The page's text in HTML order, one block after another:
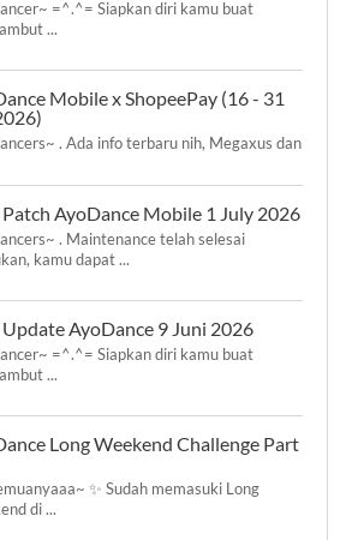
=^.^= Siapkan diri kamu buat
...
Mobile x ShopeePay (16 - 31
. Ada info terbaru nih, Megaxus dan
AyoDance Mobile 1 July 2026
. Maintenance telah selesai
kamu dapat ...
AyoDance 9 Juni 2026
=^.^= Siapkan diri kamu buat
...
Long Weekend Challenge Part
✨ Sudah memasuki Long
di ...